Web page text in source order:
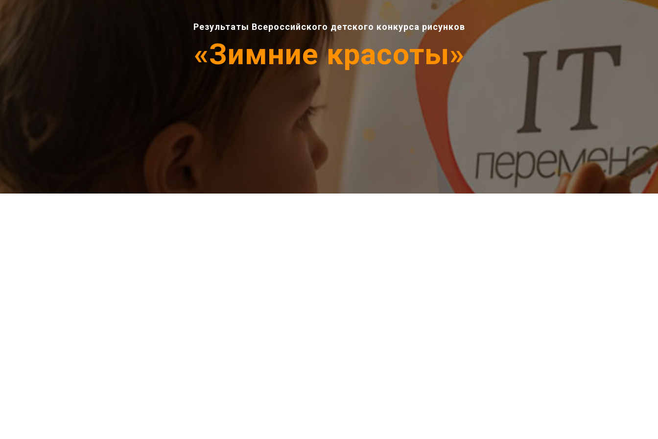
Результаты Всероссийского детского конкурса рисунков
«Зимние красоты»